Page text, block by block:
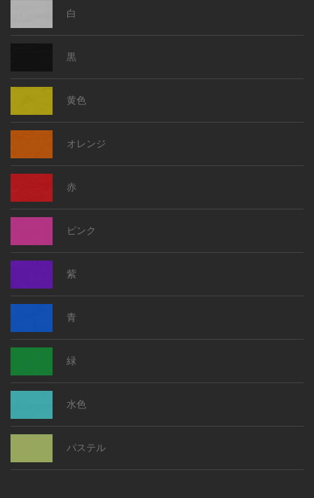
白
黒
黄色
オレンジ
赤
ピンク
紫
青
緑
水色
パステル